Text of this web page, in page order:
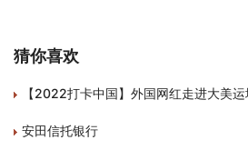
猜你喜欢
【2022打卡中国】外国网红走进大美
安田信托银行